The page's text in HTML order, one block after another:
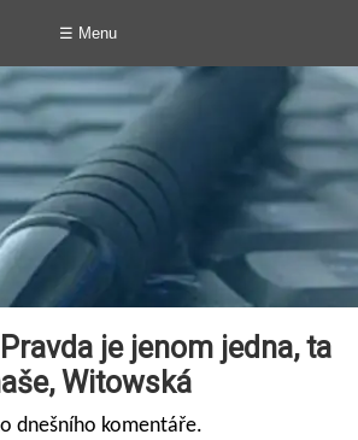
☰ Menu
je jenom jedna, ta
Witowská
dnešního komentáře.